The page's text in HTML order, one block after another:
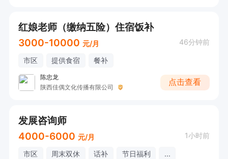
红娘老师（缴纳五险）住宿饭补
3000-10000 元/月 46分钟前
市区 提供食宿 餐补
陈忠龙
陕西佳偶文化传播有限公司
点击查看
发展咨询师
4000-6000 元/月 1小时前
市区 周末双休 话补 节日福利 ...